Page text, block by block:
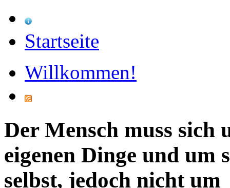
Startseite
Willkommen!
Der Mensch muss sich
eigenen Dinge und um
selbst, jedoch nicht um